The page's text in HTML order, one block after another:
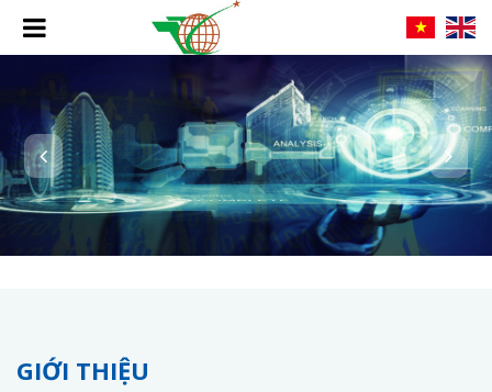
GIỚI THIỆU